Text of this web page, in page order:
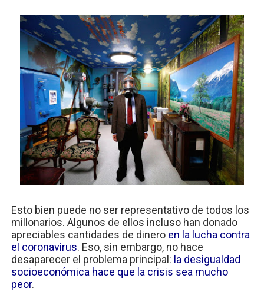
Esto bien puede no ser representativo de todos los
millonarios. Algunos de ellos incluso han donado
apreciables cantidades de dinero en la lucha contra
el coronavirus. Eso, sin embargo, no hace
desaparecer el problema principal: la desigualdad
socioeconómica hace que la crisis sea mucho
peor.